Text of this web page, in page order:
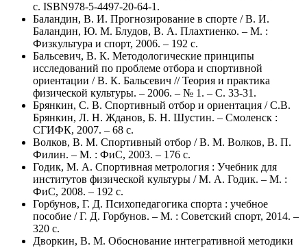
с. ISBN978-5-4497-20-64-1.
Баландин, В. И. Прогнозирование в спорте / В. И.
Баландин, Ю. М. Блудов, В. А. Плахтиенко. – М. :
Физкультура и спорт, 2006. – 192 с.
Бальсевич, В. К. Методологические принципы
исследований по проблеме отбора и спортивной
ориентации / В. К. Бальсевич // Теория и практика
физической культуры. – 2006. – № 1. – С. 33-31.
Брянкин, С. В. Спортивный отбор и ориентация / С.В.
Брянкин, Л. Н. Жданов, Б. Н. Шустин. – Смоленск :
СГИФК, 2007. – 68 с.
Волков, В. М. Спортивный отбор / В. М. Волков, В. П.
Филин. – М. : ФиС, 2003. – 176 с.
Годик, М. А. Спортивная метрология : Учебник для
институтов физической культуры / М. А. Годик. – М. :
ФиС, 2008. – 192 с.
Горбунов, Г. Д. Психопедагогика спорта : учебное
пособие / Г. Д. Горбунов. – М. : Советский спорт, 2014. –
320 с.
Дворкин, В. М. Обоснование интегративной методики